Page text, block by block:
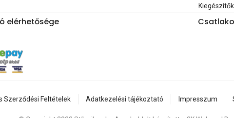
Kiegészítők
elérhetősége
Szerződési Feltételek Adatkezelési tájékoztató Impresszum